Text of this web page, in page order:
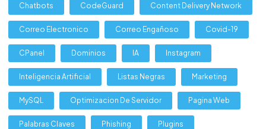
Chatbots CodeGuard Content Delivery Network
Correo Electronico Correo Engañoso Covid-19
CPanel Dominios IA Instagram
Inteligencia Artificial Listas Negras Marketing
MySQL Optimizacion De Servidor Pagina Web
Palabras Claves Phishing Plugins